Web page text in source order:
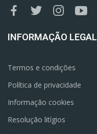
INFORMAÇÃO LEGAL
Termos e condições
Política de privacidade
Informação cookies
Resolução litígios